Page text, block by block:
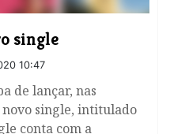
single
10:47
de lançar, nas
single, intitulado
conta com a